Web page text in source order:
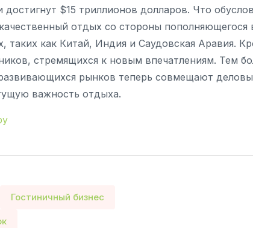
достигнут $15 триллионов долларов. Что
отдых со стороны пополняющегося
таких как Китай, Индия и Саудовская Аравия.
стремящихся к новым впечатлениям. Тем
рынков теперь совмещают
важность отдыха.
Гостиничный бизнес